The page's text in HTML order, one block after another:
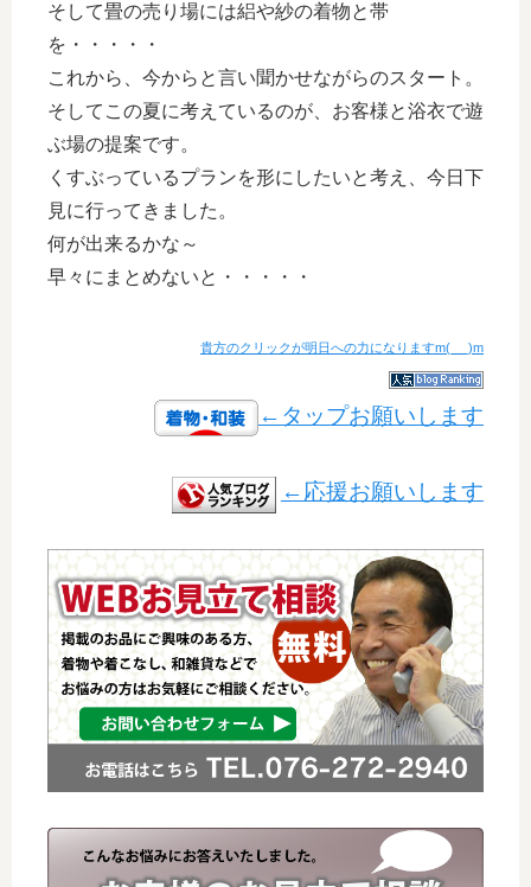
そして畳の売り場には絽や紗の着物と帯
を・・・・・
これから、今からと言い聞かせながらのスタート。
そしてこの夏に考えているのが、お客様と浴衣で遊
ぶ場の提案です。
くすぶっているプランを形にしたいと考え、今日下
見に行ってきました。
何が出来るかな～
早々にまとめないと・・・・・
貴方のクリックが明日への力になりますm(_ _)m
←タップお願いします
←応援お願いします